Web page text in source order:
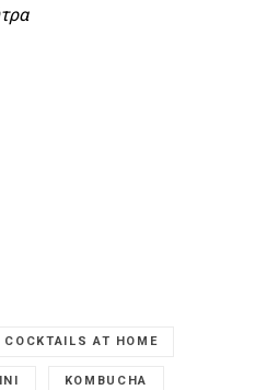
COCKTAILS AT HOME
KOMBUCHA